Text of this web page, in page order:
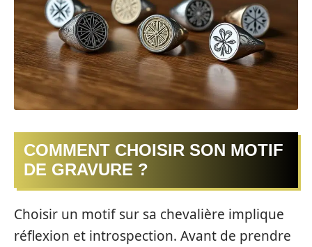
COMMENT CHOISIR SON MOTIF
DE GRAVURE ?
Choisir un motif sur sa chevalière implique
réflexion et introspection. Avant de prendre